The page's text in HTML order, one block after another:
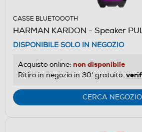
CASSE BLUETOOOTH
HARMAN KARDON - Speaker
DISPONIBILE SOLO IN NEGOZIO
Acquisto online: non disponibile
Ritiro in negozio in 30' gratuito:
CERCA NEGOZIO